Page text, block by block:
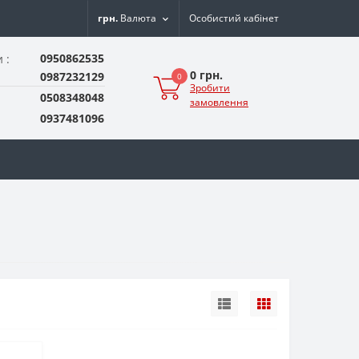
грн. Валюта Особистий кабінет
:
0950862535
0987232129
0508348048
0937481096
0 0 грн.
Зробити
замовлення